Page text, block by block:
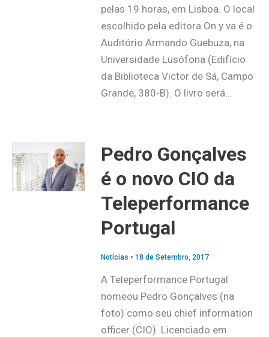
pelas 19 horas, em Lisboa. O local
escolhido pela editora On y va é o
Auditório Armando Guebuza, na
Universidade Lusófona (Edifício
da Biblioteca Victor de Sá, Campo
Grande, 380-B). O livro será…
Pedro Gonçalves
é o novo CIO da
Teleperformance
Portugal
Notícias • 18 de Setembro, 2017
A Teleperformance Portugal
nomeou Pedro Gonçalves (na
foto) como seu chief information
officer (CIO). Licenciado em